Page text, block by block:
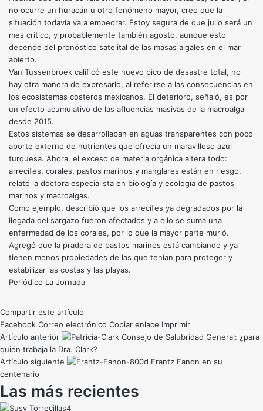
no ocurre un huracán u otro fenómeno mayor, creo que la
situación todavía va a empeorar. Estoy segura de que julio será un
mes crítico, y probablemente también agosto, aunque esto
depende del pronóstico satelital de las masas algales en el mar
abierto.
Van Tussenbroek calificó este nuevo pico de desastre total, no
hay otra manera de expresarlo, al referirse a las consecuencias en
los ecosistemas costeros mexicanos. El deterioro, señaló, es por
un efecto acumulativo de las afluencias masivas de la macroalga
desde 2015.
Estos sistemas se desarrollaban en aguas transparentes con poco
aporte externo de nutrientes que ofrecía un maravilloso azul
turquesa. Ahora, el exceso de materia orgánica altera todo:
arrecifes, corales, pastos marinos y manglares están en riesgo,
relató la doctora especialista en biología y ecología de pastos
marinos y macroalgas.
Como ejemplo, describió que los arrecifes ya degradados por la
llegada del sargazo fueron afectados y a ello se suma una
enfermedad de los corales, por lo que la mayor parte murió.
Agregó que la pradera de pastos marinos está cambiando y ya
tienen menos propiedades de las que tenían para proteger y
estabilizar las costas y las playas.
Periódico La Jornada
Compartir este artículo
Facebook Correo electrónico Copiar enlace Imprimir
Artículo anterior
Consejo de Salubridad General: ¿para
quién trabaja la Dra. Clark?
Artículo siguiente
Frantz Fanon en su
centenario
Las más recientes